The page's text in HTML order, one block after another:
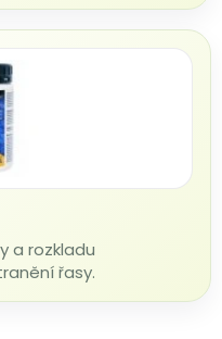
a rozkladu
řasy.